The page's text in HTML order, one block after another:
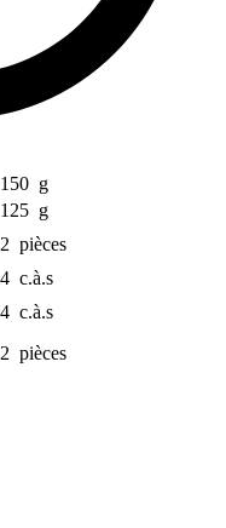
150 g
125 g
2 pièces
4 c.à.s
4 c.à.s
2 pièces